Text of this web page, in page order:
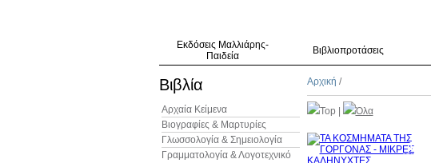
Εκδόσεις Μαλλιάρης-
Παιδεία
Βιβλιοπροτάσεις
Βιβλία
Αρχαία Κείμενα
Βιογραφίες & Μαρτυρίες
Γλωσσολογία & Σημειολογία
Γραμματολογία & Λογοτεχνικό
Αρχική /
Top Όλα
10%
έκπτωση